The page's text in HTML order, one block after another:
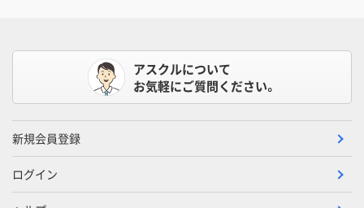
アスクルについて
お気軽にご質問ください。
新規会員登録
ログイン